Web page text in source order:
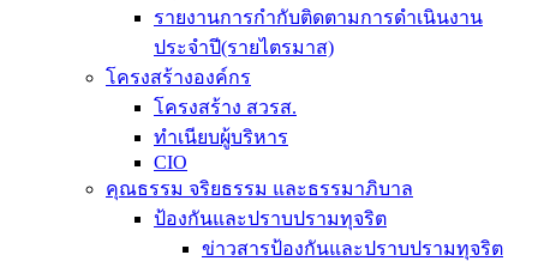
รายงานการกำกับติดตามการดำเนินงาน
ประจำปี(รายไตรมาส)
โครงสร้างองค์กร
โครงสร้าง สวรส.
ทำเนียบผู้บริหาร
CIO
คุณธรรม จริยธรรม และธรรมาภิบาล
ป้องกันและปราบปรามทุจริต
ข่าวสารป้องกันและปราบปรามทุจริต